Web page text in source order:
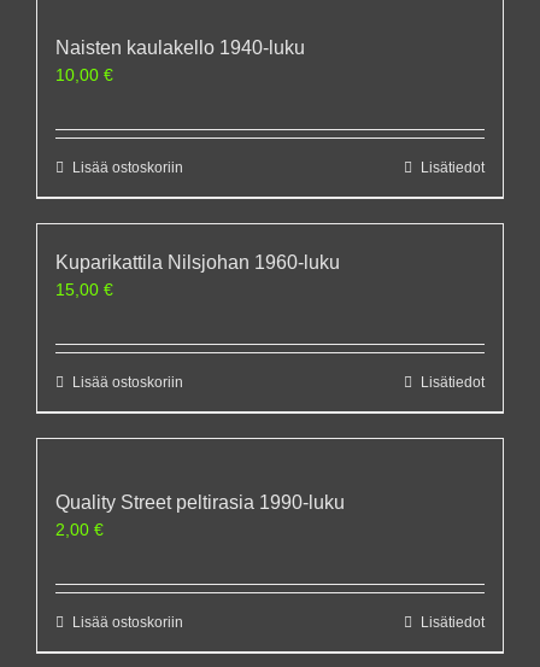
Naisten kaulakello 1940-luku
10,00 €
Lisää ostoskoriin Lisätiedot
Kuparikattila Nilsjohan 1960-luku
15,00 €
Lisää ostoskoriin Lisätiedot
Quality Street peltirasia 1990-luku
2,00 €
Lisää ostoskoriin Lisätiedot